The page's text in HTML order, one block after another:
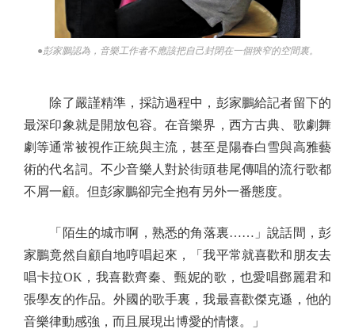
●彭家鵬認為，音樂工作者不應該把自己封閉在一個狹窄的空間裏。
除了嚴謹精準，採訪過程中，彭家鵬給記者留下的
最深印象就是開放包容。在音樂界，西方古典、歌劇舞
劇等通常被視作正統與主流，甚至是陽春白雪與高雅藝
術的代名詞。不少音樂人對於街頭巷尾傳唱的流行歌都
不屑一顧。但彭家鵬卻完全抱有另外一番態度。
「陌生的城市啊，熟悉的角落裏……」說話間，彭
家鵬竟然自顧自地哼唱起來，「我平常就喜歡和朋友去
唱卡拉OK，我喜歡齊秦、甄妮的歌，也愛唱鄧麗君和
張學友的作品。外國的歌手裏，我最喜歡傑克遜，他的
音樂律動感強，而且展現出博愛的情懷。」